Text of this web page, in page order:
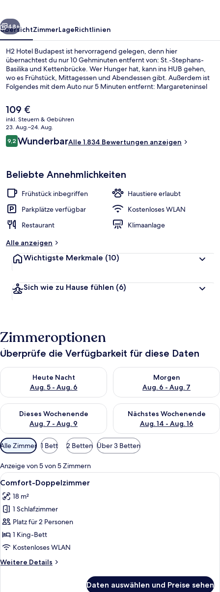
Weiter
48+
ÜbersichtZimmerLageRichtlinien
H2 Hotel Budapest ist hervorragend gelegen, denn hier
übernachtest du nur 10 Gehminuten entfernt von: St.-Stephans-
Basilika und Kettenbrücke. Wer Hunger hat, kann ins HUB gehen,
wo es Frühstück, Mittagessen und Abendessen gibt. Außerdem ist
Folgendes mit dem Auto nur 5 Minuten entfernt: Margareteninsel
hilfsbereite Personal und das Frühstück. Die Unterkunft ist nur einen
kurzen Fußmarsch von den öffentlichen Verkehrsmitteln entfernt:
Zur U-Bahn läuft man 4 Minuten (Station Arany János utca) bzw. 6
Minuten (Station Bajcsy Zsilinszky út).
Der
aktuelle
Preis
beträgt
109 €.
109 €
inkl. Steuern & Gebühren
23. Aug.–24. Aug.
Bewertungen
9,29,2 von 10.
WunderbarAlle 1.834 Bewertungen anzeigen
Beliebte Annehmlichkeiten
Frühstück inbegriffen
Haustiere erlaubt
Parkplätze verfügbar
Kostenloses WLAN
Restaurant
Klimaanlage
Alle anzeigen
Wichtigste Merkmale (10)
Sich wie zu Hause fühlen (6)
Zimmeroptionen
Überprüfe die Verfügbarkeit für diese Daten
Heute Nacht
Aug. 5 - Aug. 6
Überprüfe die Verfügbarkeit für heute Nacht, Aug. 5 - Aug. 6.
Morgen
Aug. 6 - Aug. 7
Überprüfe die Verfügbarkeit
Dieses Wochenende
Aug. 7 - Aug. 9
Überprüfe die Verfügbarkeit für dieses Wochenende, Aug. 7
Nächstes Wochenende
Aug. 14 - Aug. 16
Überprüfe die Verfügbarkeit
Verfügbare
Filter
für
Zimmer
Alle Zimmer 1 Bett 2 Betten Über 3 Betten
Anzeige von 5 von 5 Zimmern
Alle
Fotos
für
Comfort-
Doppelzimmer
anzeigen
Ein modernes Hotelzimmer mit
6
Comfort-Doppelzimmer
18 m²
1 Schlafzimmer
Platz für 2 Personen
1 King-Bett
Kostenloses WLAN
Weitere Details
Weitere
Daten auswählen und Preise sehen